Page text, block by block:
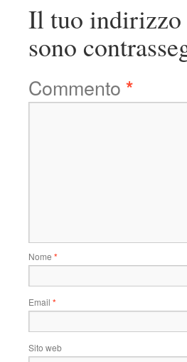
Il tuo indirizzo
sono
Commento *
Nome *
Email *
Sito web